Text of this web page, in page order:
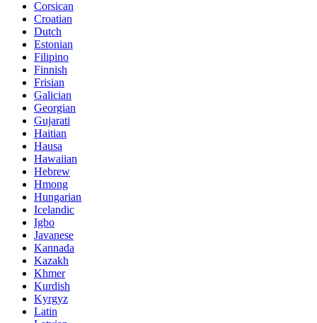
Corsican
Croatian
Dutch
Estonian
Filipino
Finnish
Frisian
Galician
Georgian
Gujarati
Haitian
Hausa
Hawaiian
Hebrew
Hmong
Hungarian
Icelandic
Igbo
Javanese
Kannada
Kazakh
Khmer
Kurdish
Kyrgyz
Latin